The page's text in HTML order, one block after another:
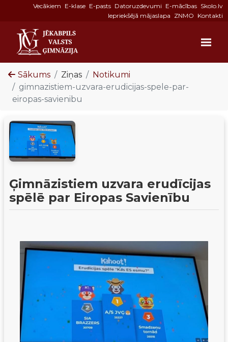
Vecākiem E-klase E-pasts Datoruzdevumi E-mācības Skolo.lv
Iepriekšējā mājaslapa ZNMO Kontakti
Sākums Ziņas
Notikumi
gimnazistiem-uzvara-erudicijas-spele-par-
eiropas-savienibu
Ģimnāzistiem uzvara erudīcijas
spēlē par Eiropas Savienību